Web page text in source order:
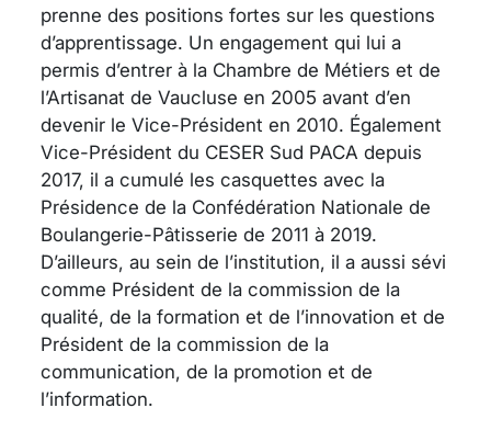
prenne des positions fortes sur les questions
d’apprentissage. Un engagement qui lui a
permis d’entrer à la Chambre de Métiers et de
l’Artisanat de Vaucluse en 2005 avant d’en
devenir le Vice-Président en 2010. Également
Vice-Président du CESER Sud PACA depuis
2017, il a cumulé les casquettes avec la
Présidence de la Confédération Nationale de
Boulangerie-Pâtisserie de 2011 à 2019.
D’ailleurs, au sein de l’institution, il a aussi sévi
comme Président de la commission de la
qualité, de la formation et de l’innovation et de
Président de la commission de la
communication, de la promotion et de
l’information.